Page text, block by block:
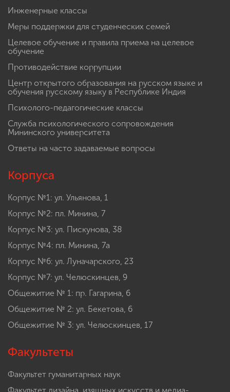
Инженерные классы
Меры поддержки для студенческих семей
Целевое обучение и правила приема на целевое
обучение
Противодействие коррупции
Центр открытого образования на русском языке и
обучения русскому языку в Республике Индия
Психолого-педагогические классы
Служба психологического сопровождения
Мининского университета
Ответы на часто задаваемые вопросы
Корпуса
Корпус №1: ул. Ульянова, 1
Корпус №2: пл. Минина, 7
Корпус №3: ул. Пискунова, 38
Корпус №4: пл. Минина, 7а
Корпус №6: ул. Луначарского, 23
Корпус №7: ул. Челюскинцев, 9
Общежитие № 1: пр. Гагарина, 6
Общежитие № 2: ул. Бекетова, 6
Общежитие № 3: ул. Челюскинцев, 17
Факультеты
Факультет гуманитарных наук